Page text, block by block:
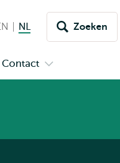
English
NLNederlands huidige
Zoeken
Contact